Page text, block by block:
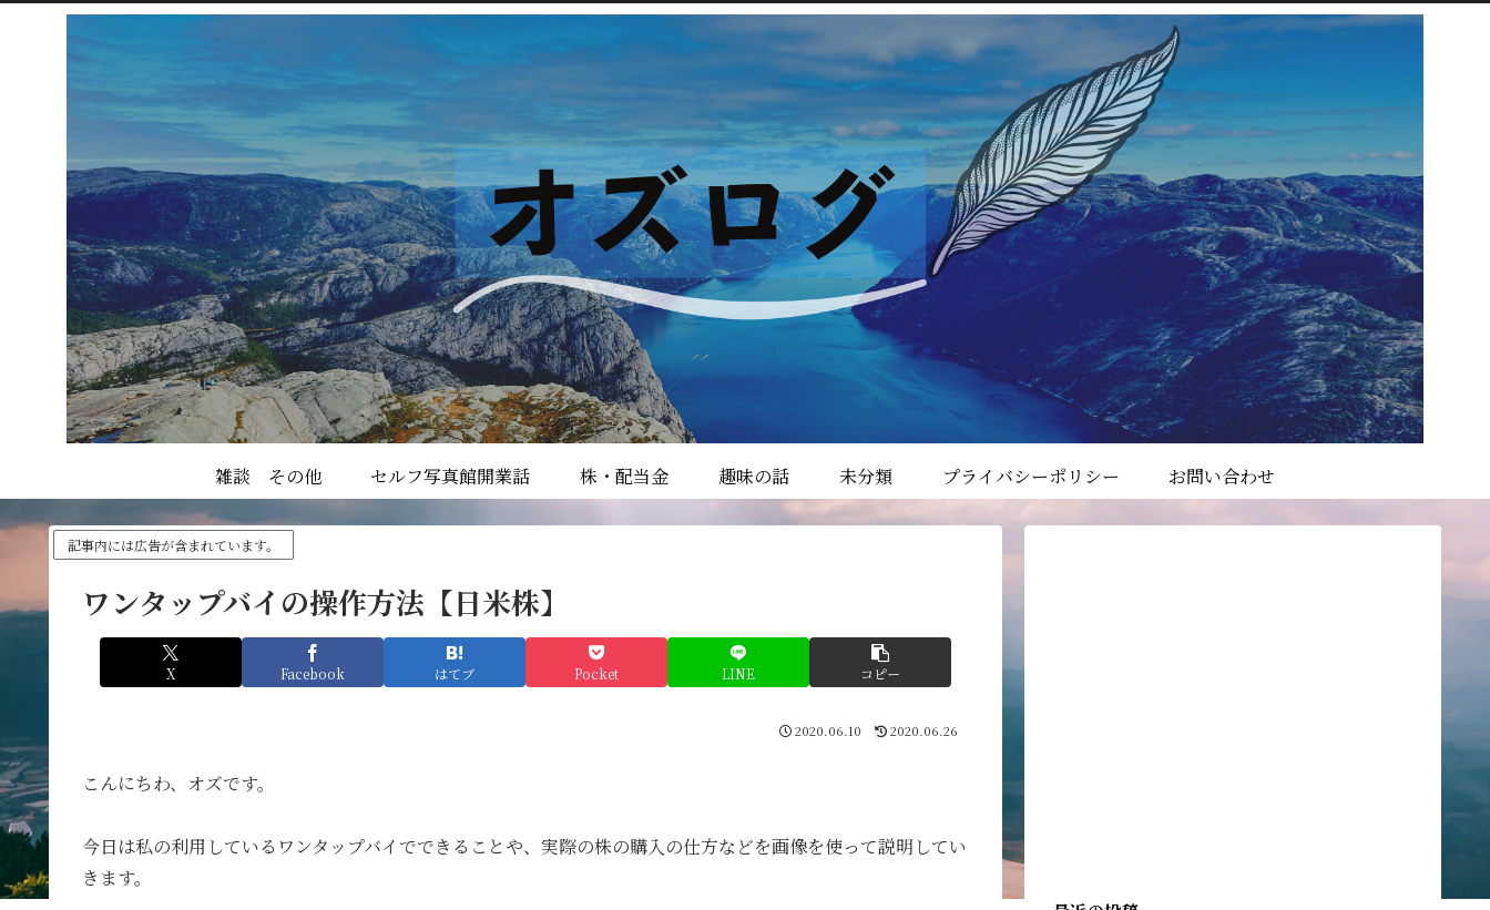
雑談 その他 セルフ写真館開業話 株・配当金 趣味の話 未分類 プライバシーポリシー お問い合わせ
記事内には広告が含まれています。
ワンタップバイの操作方法【日米株】
X Facebook はてブ Pocket LINE コピー
2020.06.10 2020.06.26
こんにちわ、オズです。
今日は私の利用しているワンタップバイでできることや、実際の株の購入の仕方などを画像を使って説明してい
きます。